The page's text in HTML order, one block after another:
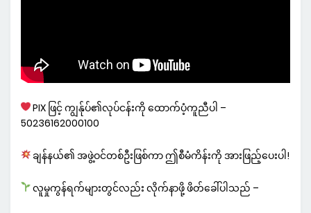
PIX ဖြင့် ကျွန်ုပ်၏လုပ်ငန်းကို ထောက်ပံ့ကူညီပါ –
50236162000100
ချန်နယ်၏ အဖွဲ့ဝင်တစ်ဦးဖြစ်ကာ ဤစီမံကိန်းကို အားဖြည့်ပေးပါ!
လူမှုကွန်ရက်များတွင်လည်း လိုက်နာဖို့ ဖိတ်ခေါ်ပါသည် –